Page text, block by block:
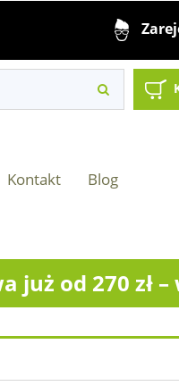
Kontakt Blog
już od 270 zł